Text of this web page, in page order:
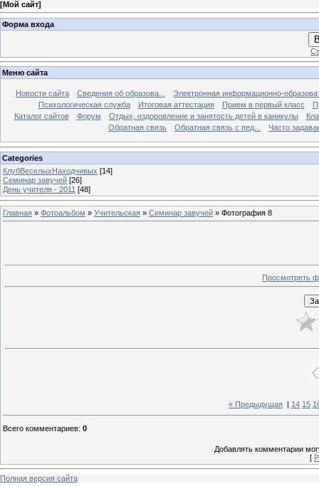
[Мой сайт]
Форма входа
Меню сайта
Новости сайта Сведения об образова...
Электронная информационно-
Психологическая служба
Итоговая аттестация Прием в первый класс
Каталог сайтов
Форум Отдых, оздоровление и занятость детей в каникулы
Обратная связь
Обратная связь с пед... Часто
Categories
КлубВеселыхНаходчивых [14]
Семинар завучей [26]
День учителя - 2011 [48]
Главная » Фотоальбом » Учительская » Семинар завучей » Фотография 8
Просмотреть
« Предыдущая 14 15
Всего комментариев: 0
Добавлять комментарии
[
Полная версия сайта